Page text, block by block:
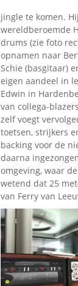
jingle te komen.
wereldberoemde
drums (zie foto
opnamen naar
Schie (basgitaar)
eigen aandeel in
Edwin in
van collega-
zelf voegt
toetsen, strijkers
backing voor de
daarna
omgeving, waar
wetend dat 25
van Ferry van